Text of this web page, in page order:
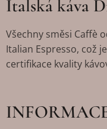
Italská káva
Všechny směsi Caffè
Italian Espresso, což
certifikace kvality